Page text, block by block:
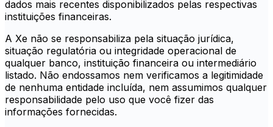
dados mais recentes disponibilizados pelas respectivas
instituições financeiras.
A Xe não se responsabiliza pela situação jurídica,
situação regulatória ou integridade operacional de
qualquer banco, instituição financeira ou intermediário
listado. Não endossamos nem verificamos a legitimidade
de nenhuma entidade incluída, nem assumimos qualquer
responsabilidade pelo uso que você fizer das
informações fornecidas.